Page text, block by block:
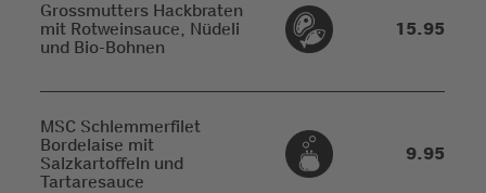
Grossmutters Hackbraten
mit Rotweinsauce, Nüdeli
und Bio-Bohnen
15.95
MSC Schlemmerfilet
Bordelaise mit
Salzkartoffeln und
Tartaresauce
9.95